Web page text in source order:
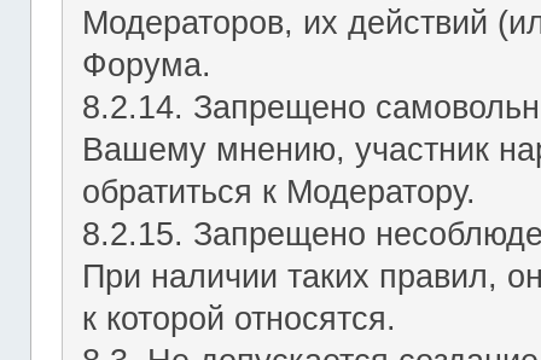
Модераторов, их действий
Форума.
8.2.14. Запрещено
Вашему мнению, участник
обратиться к Модератору.
8.2.15. Запрещено
При наличии таких правил,
к которой относятся.